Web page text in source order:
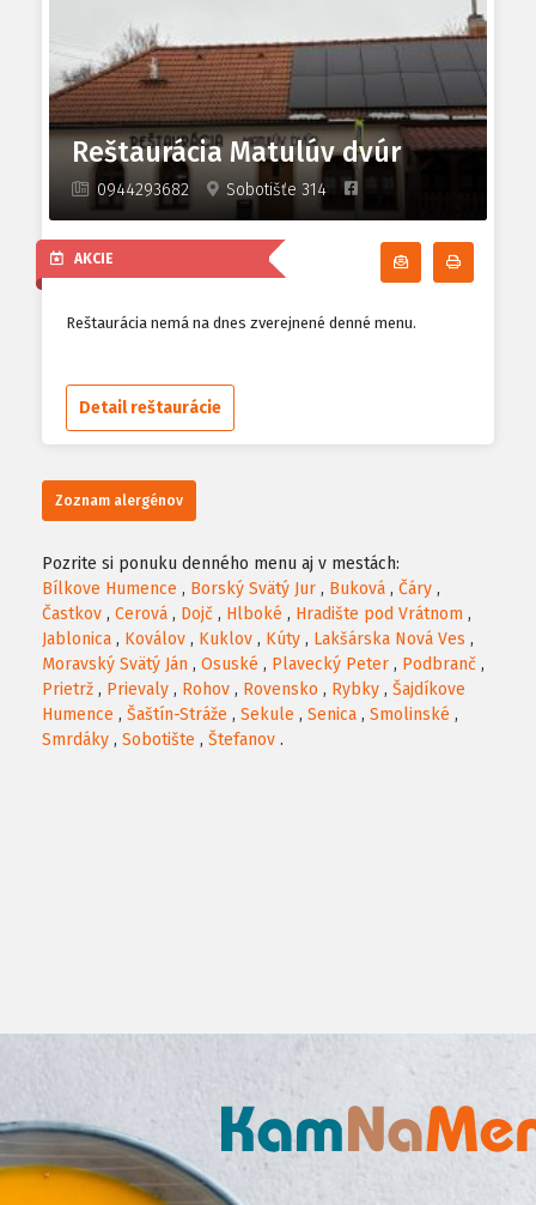
Reštaurácia Matulúv dvúr
0944293682 Sobotišťe 314
Odoberať
AKCIE
Reštaurácia nemá na dnes zverejnené denné menu.
Detail reštaurácie
Zoznam alergénov
Pozrite si ponuku denného menu aj v mestách:
Bílkove Humence , Borský Svätý Jur , Buková , Čáry ,
Častkov , Cerová , Dojč , Hlboké , Hradište pod Vrátnom ,
Jablonica , Koválov , Kuklov , Kúty , Lakšárska Nová Ves ,
Moravský Svätý Ján , Osuské , Plavecký Peter , Podbranč ,
Prietrž , Prievaly , Rohov , Rovensko , Rybky , Šajdíkove
Humence , Šaštín-Stráže , Sekule , Senica , Smolinské ,
Smrdáky , Sobotište , Štefanov .